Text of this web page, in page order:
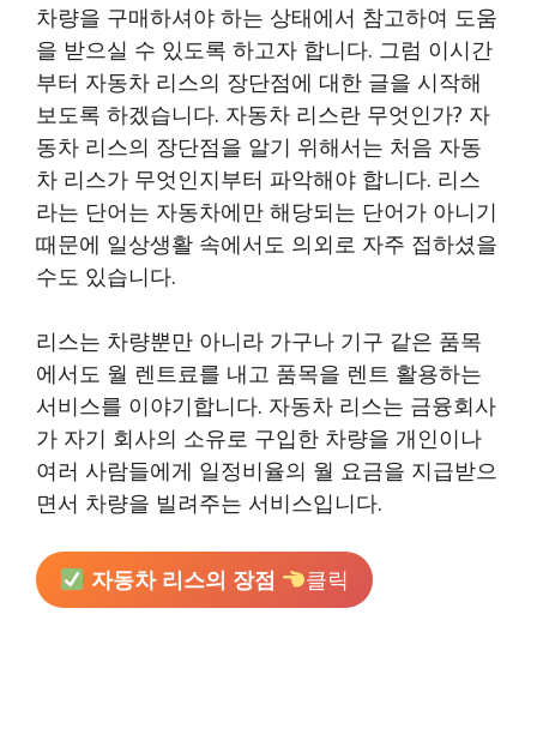
차량을 구매하셔야 하는 상태에서 참고하여 도움
을 받으실 수 있도록 하고자 합니다. 그럼 이시간
부터 자동차 리스의 장단점에 대한 글을 시작해
보도록 하겠습니다. 자동차 리스란 무엇인가? 자
동차 리스의 장단점을 알기 위해서는 처음 자동
차 리스가 무엇인지부터 파악해야 합니다. 리스
라는 단어는 자동차에만 해당되는 단어가 아니기
때문에 일상생활 속에서도 의외로 자주 접하셨을
수도 있습니다.
리스는 차량뿐만 아니라 가구나 기구 같은 품목
에서도 월 렌트료를 내고 품목을 렌트 활용하는
서비스를 이야기합니다. 자동차 리스는 금융회사
가 자기 회사의 소유로 구입한 차량을 개인이나
여러 사람들에게 일정비율의 월 요금을 지급받으
면서 차량을 빌려주는 서비스입니다.
자동차 리스의 장점 클릭